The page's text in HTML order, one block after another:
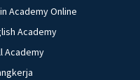
Academy Online
Academy
Academy